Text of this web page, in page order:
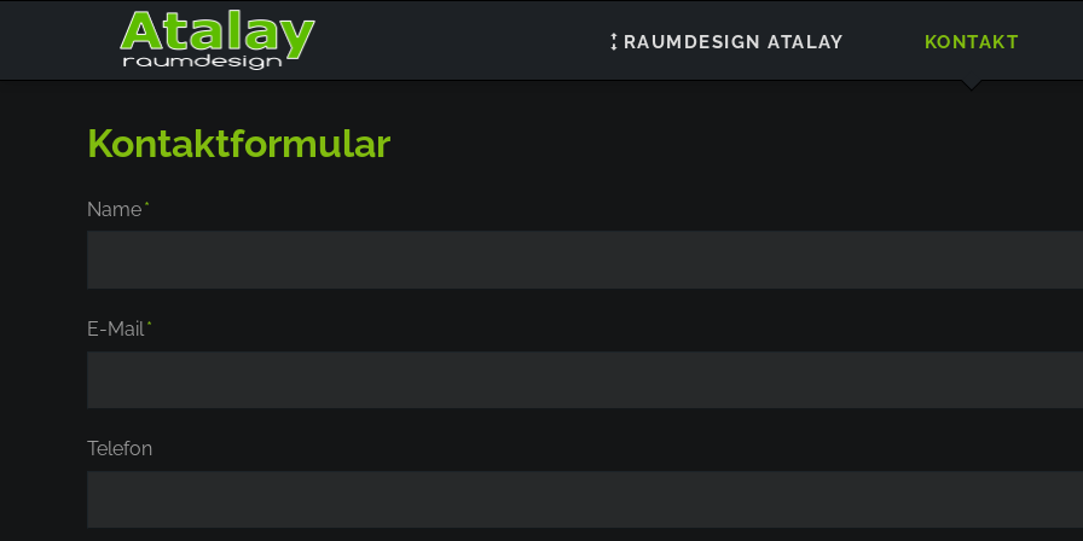
RAUMDESIGN ATALAY KONTAKT
Kontaktformular
Pflichtfeld
Name*
Pflichtfeld
E-Mail*
Telefon